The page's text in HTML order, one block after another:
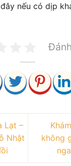
nếu có dịp
Lạt –
Nhật
không